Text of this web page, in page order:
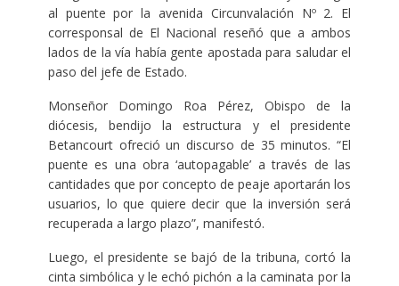
al puente por la avenida Circunvalación Nº 2. El
corresponsal de El Nacional reseñó que a ambos
lados de la vía había gente apostada para saludar el
paso del jefe de Estado.
Monseñor Domingo Roa Pérez, Obispo de la
diócesis, bendijo la estructura y el presidente
Betancourt ofreció un discurso de 35 minutos. “El
puente es una obra ‘autopagable’ a través de las
cantidades que por concepto de peaje aportarán los
usuarios, lo que quiere decir que la inversión será
recuperada a largo plazo”, manifestó.
Luego, el presidente se bajó de la tribuna, cortó la
cinta simbólica y le echó pichón a la caminata por la